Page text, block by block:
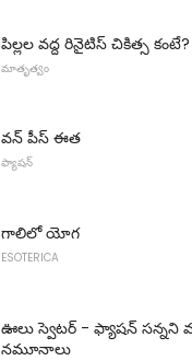
పిల్లల వద్ద రినైటిస్ చికిత్స కంటే?
మాతృత్వం
వన్ పీస్ ఈత
ఫ్యాషన్
గాలిలో యోగ
ESOTERICA
ఊలు స్వెటర్ - ఫ్యాషన్ సన్నని
నమూనాలు